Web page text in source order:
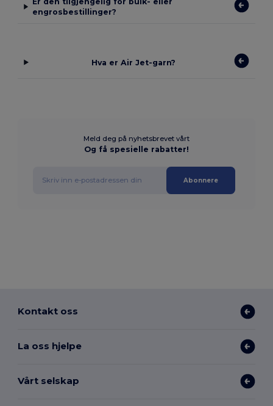
engrosbestillinger?
Hva er Air Jet-garn?
Meld deg på nyhetsbrevet vårt
Og få spesielle rabatter!
Abonnere
Kontakt oss
La oss hjelpe
Vårt selskap